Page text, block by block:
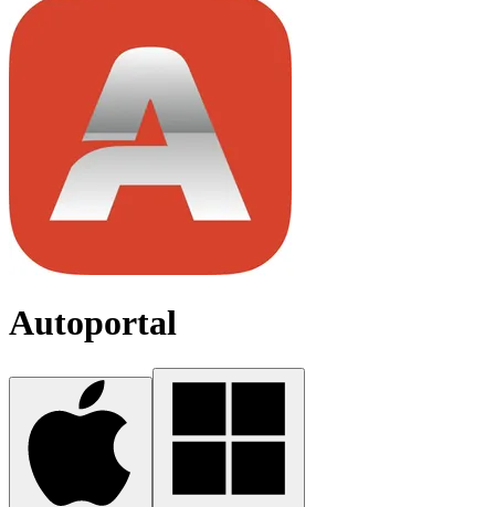
Autoportal